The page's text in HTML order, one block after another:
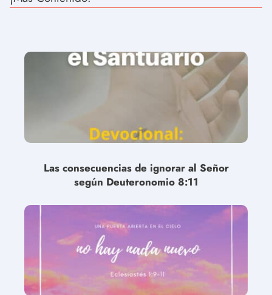
Las consecuencias de ignorar al Señor
según Deuteronomio 8:11